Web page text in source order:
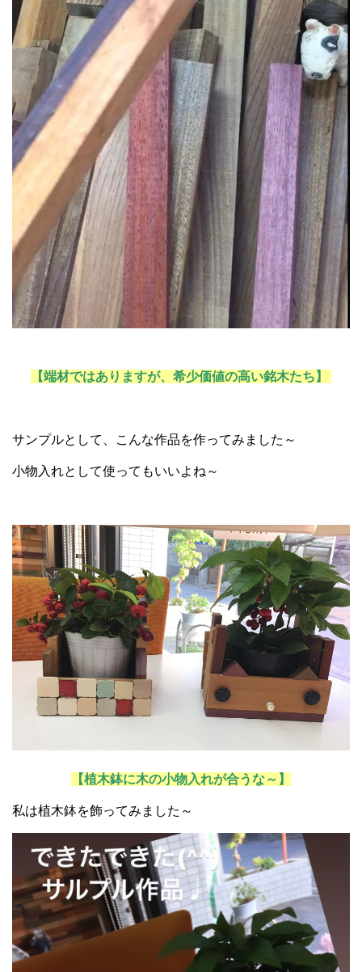
【端材ではありますが、希少価値の高い銘木たち】
サンプルとして、こんな作品を作ってみました～
小物入れとして使ってもいいよね～
【植木鉢に木の小物入れが合うな～】
私は植木鉢を飾ってみました～